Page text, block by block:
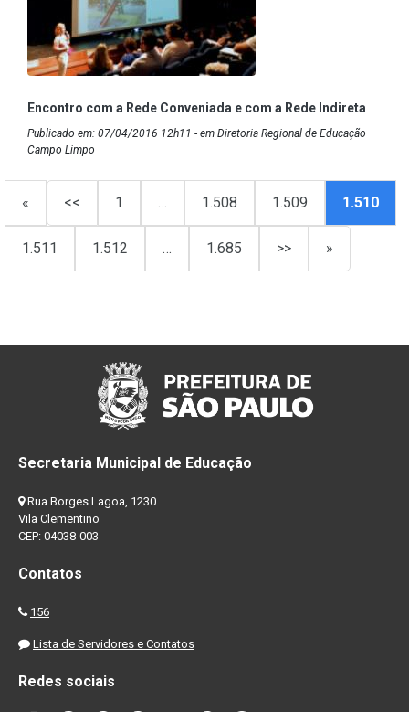
Encontro com a Rede Conveniada e com a Rede Indireta
Publicado em: 07/04/2016 12h11 - em Diretoria Regional de Educação
Campo Limpo
« << 1 … 1.508 1.509 1.510
1.511 1.512 … 1.685 >> »
Secretaria Municipal de Educação
Rua Borges Lagoa, 1230
Vila Clementino
CEP: 04038-003
Contatos
156
Lista de Servidores e Contatos
Redes sociais